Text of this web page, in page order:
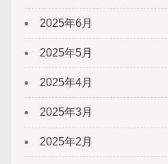
2025年6月
2025年5月
2025年4月
2025年3月
2025年2月